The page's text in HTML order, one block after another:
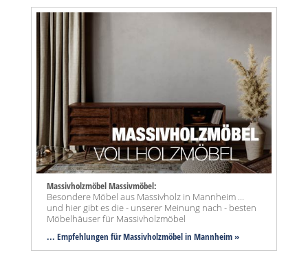
Massivholzmöbel Massivmöbel:
Besondere Möbel aus Massivholz in Mannheim ...
und hier gibt es die - unserer Meinung nach - besten
Möbelhäuser für Massivholzmöbel
... Empfehlungen für Massivholzmöbel in Mannheim »